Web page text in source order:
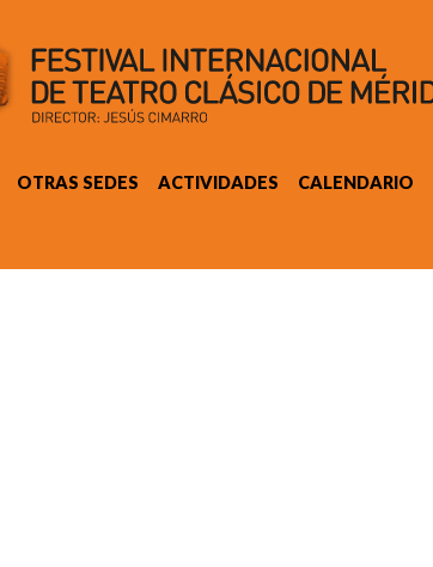
OTRAS SEDES ACTIVIDADES CALENDARIO